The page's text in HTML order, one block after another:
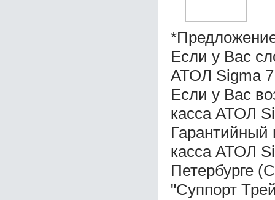
Если у Вас
АТОЛ Sigma 7
Если у Вас
касса АТОЛ
Гарантийный
касса АТОЛ
Петербурге
"Суппорт